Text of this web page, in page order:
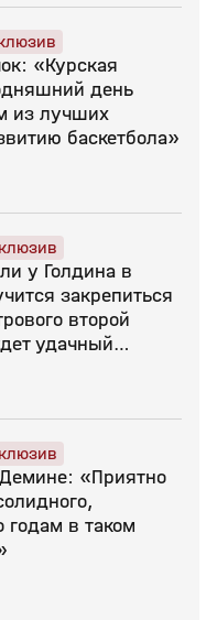
0+
13:07
«Все на Матч!»:
баскетбольный
Егором Вяльцевым
«Все на Матч!»
«Курская
день
из лучших
баскетбола»
у Голдина в
закрепиться
второй
удачный
«Приятно
годам в таком